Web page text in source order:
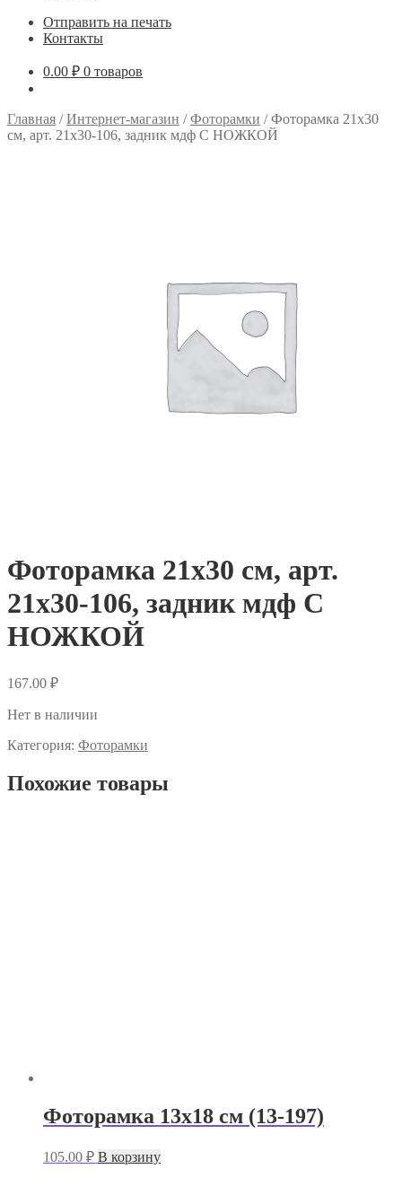
Отправить на печать
Контакты
0.00 ₽ 0 товаров
Главная /Интернет-магазин /Фоторамки /Фоторамка 21х30
см, арт. 21х30-106, задник мдф С НОЖКОЙ
Фоторамка 21х30 см, арт.
21х30-106, задник мдф С
НОЖКОЙ
167.00 ₽
Нет в наличии
Категория: Фоторамки
Похожие товары
Фоторамка 13х18 см (13-197)
105.00 ₽ В корзину